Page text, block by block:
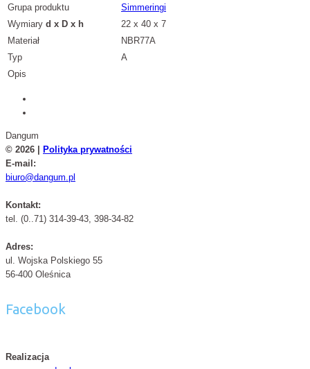
Grupa produktu
Simmeringi
Wymiary d x D x h
22 x 40 x 7
Materiał
NBR77A
Typ
A
Opis
Dangum
© 2026 |
Polityka prywatności
E-mail:
biuro@dangum.pl
Kontakt:
tel. (0..71) 314-39-43, 398-34-82
Adres:
ul. Wojska Polskiego 55
56-400 Oleśnica
Facebook
Realizacja